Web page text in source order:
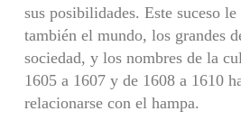
sus posibilidades. Este suceso
también el mundo, los grandes
sociedad, y los nombres de la
1605 a 1607 y de 1608 a 1610
relacionarse con el hampa.